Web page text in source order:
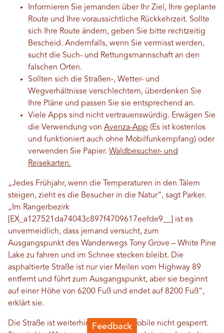
Informieren Sie jemanden über Ihr Ziel, Ihre geplante
Route und Ihre voraussichtliche Rückkehrzeit. Sollte
sich Ihre Route ändern, geben Sie bitte rechtzeitig
Bescheid. Andernfalls, wenn Sie vermisst werden,
sucht die Such- und Rettungsmannschaft an den
falschen Orten.
Sollten sich die Straßen-, Wetter- und
Wegverhältnisse verschlechtern, überdenken Sie
Ihre Pläne und passen Sie sie entsprechend an.
Viele Apps sind nicht vertrauenswürdig. Erwägen Sie
die Verwendung von Avenza-App (Es ist kostenlos
und funktioniert auch ohne Mobilfunkempfang) oder
verwenden Sie Papier. Waldbesucher- und
Reisekarten.
„Jedes Frühjahr, wenn die Temperaturen in den Tälern
steigen, zieht es die Besucher in die Natur“, sagt Parker.
„Im Rangerbezirk
[EX_a127521da74043c897f4709617eefde9__] ist es
unvermeidlich, dass jemand versucht, zum
Ausgangspunkt des Wanderwegs Tony Grove – White Pine
Lake zu fahren und im Schnee stecken bleibt. Die
asphaltierte Straße ist nur vier Meilen vom Highway 89
entfernt und führt zum Ausgangspunkt, aber sie beginnt
auf einer Höhe von 6200 Fuß und endet auf 8200 Fuß“,
erklärt sie.
Die Straße ist weiterhin für Schneemobile nicht gesperrt.